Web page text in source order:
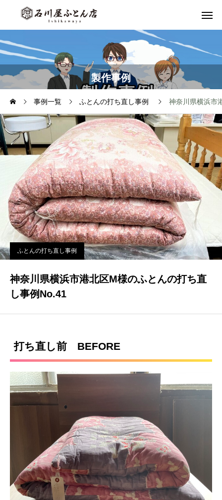
製作事例
事例一覧 ふとんの打ち直し事例 神奈川県横浜市
ふとんの打ち直し事例
神奈川県横浜市港北区M様のふとんの打ち直
し事例No.41
打ち直し前 BEFORE